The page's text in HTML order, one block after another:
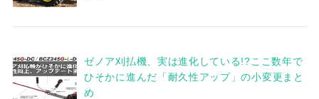
ゼノア刈払機、実は進化している!?ここ数年で
ひそかに進んだ「耐久性アップ」の小変更まと
め